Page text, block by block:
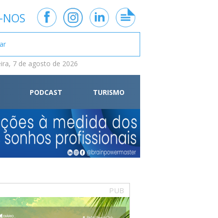
7 de agosto de 2026
PODCAST TURISMO
PUB